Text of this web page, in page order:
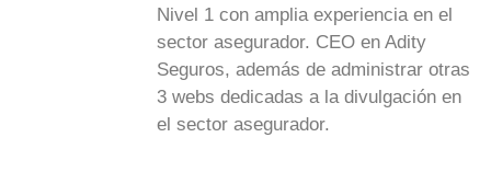
Nivel 1 con amplia experiencia en el
sector asegurador. CEO en Adity
Seguros, además de administrar otras
3 webs dedicadas a la divulgación en
el sector asegurador.